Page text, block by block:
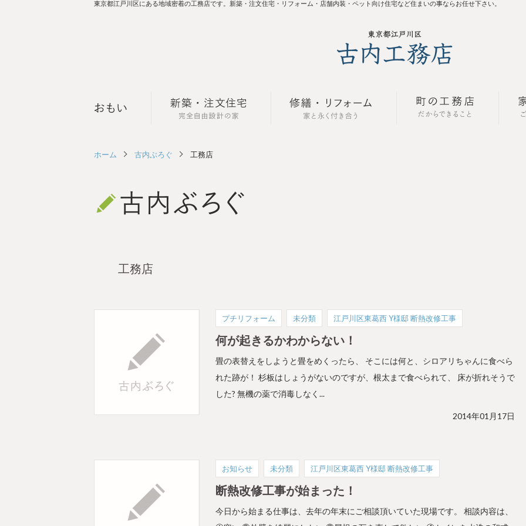
東京都江戸川区にある地域密着の工務店です。新築・注文住宅・リフォーム・店舗内装・ペット向け住宅など住まいの事ならお任せ下さい。
完全自由設計の新築・注文住宅 修繕・リフォーム 町の工務店
ホーム 古内ぶろぐ 工務店
工務店
プチリフォーム 未分類 江戸川区東葛西 Y様邸 断熱改修工事
何が起きるかわからない！
畳の表替えをしようと畳をめくったら、 そこには何と、シロアリちゃんに食べら
れた跡が！ 杉板はしょうがないのですが、根太まで食べられて、 床が折れそうで
した? 無機の薬で消毒しなく...
2014年01月17日
お知らせ 未分類 江戸川区東葛西 Y様邸 断熱改修工事
断熱改修工事が始まった！
今日から始まる仕事は、去年の年末にご相談頂いていた現場です。 相談内容は、